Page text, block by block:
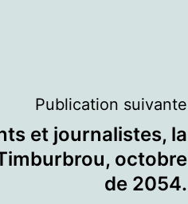
Publication suivante
et journalistes, la
octobre
de 2054.